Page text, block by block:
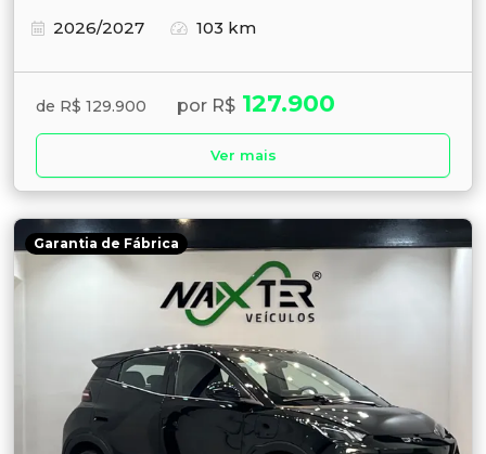
2026/2027
103 km
de R$ 129.900 por R$ 127.900
Ver mais
Garantia de Fábrica